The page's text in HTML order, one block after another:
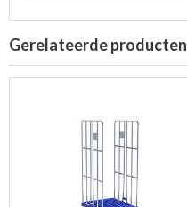
Gerelateerde producten